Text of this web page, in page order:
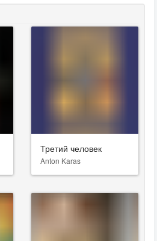
Третий человек
Anton Karas